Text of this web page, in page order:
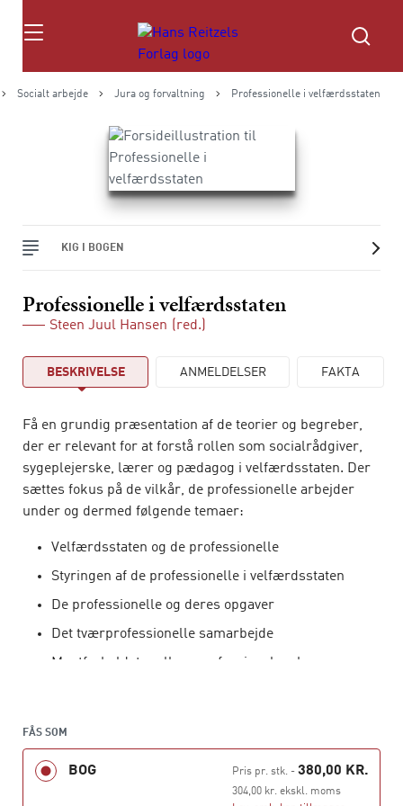
Søg
Socialt arbejde Jura og forvaltning Professionelle i velfærdsstaten
KIG I BOGEN
Professionelle i velfærdsstaten
Steen Juul Hansen (red.)
BESKRIVELSE ANMELDELSER FAKTA
Få en grundig præsentation af de teorier og begreber,
der er relevant for at forstå rollen som socialrådgiver,
sygeplejerske, lærer og pædagog i velfærdsstaten. Der
sættes fokus på de vilkår, de professionelle arbejder
under og dermed følgende temaer:
Velfærdsstaten og de professionelle
Styringen af de professionelle i velfærdsstaten
De professionelle og deres opgaver
Det tværprofessionelle samarbejde
Magtforholdet mellem professionel og borger
Bogen henvender sig til professionsbachelor- og
masterstuderende samt til studerende på
diplomuddannelserne inden for det sociale,
sundhedsfaglige og pædagogiske område.
FÅS SOM
BOG Pris pr. stk.- 380,00 KR.
304,00 kr. ekskl. moms